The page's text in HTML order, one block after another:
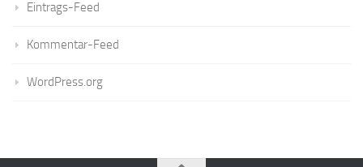
Eintrags-Feed
Kommentar-Feed
WordPress.org